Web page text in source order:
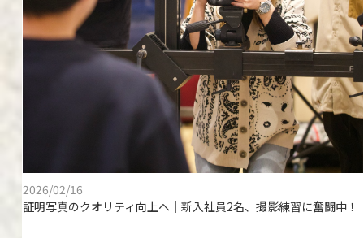
2026/02/16
証明写真のクオリティ向上へ｜新入社員2名、撮影練習に奮闘中！